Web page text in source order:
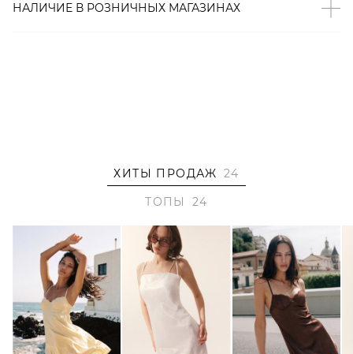
см.
НАЛИЧИЕ В РОЗНИЧНЫХ МАГАЗИНАХ
ХИТЫ ПРОДАЖ 24
ТОПЫ
24